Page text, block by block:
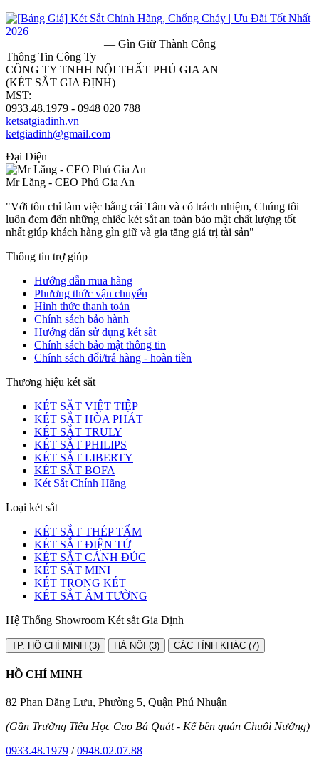
— Gìn Giữ Thành Công
Thông Tin Công Ty
CÔNG TY TNHH NỘI THẤT PHÚ GIA AN
(KÉT SẮT GIA ĐỊNH)
MST:
0933.48.1979 - 0948 020 788
ketsatgiadinh.vn
ketgiadinh@gmail.com
Đại Diện
Mr Lăng - CEO Phú Gia An
"Với tôn chỉ làm việc bằng cái Tâm và có trách nhiệm, Chúng tôi
luôn đem đến những chiếc két sắt an toàn bảo mật chất lượng tốt
nhất giúp khách hàng gìn giữ và gia tăng giá trị tài sản"
Thông tin trợ giúp
Hướng dẫn mua hàng
Phương thức vận chuyển
Hình thức thanh toán
Chính sách bảo hành
Hướng dẫn sử dụng két sắt
Chính sách bảo mật thông tin
Chính sách đổi/trả hàng - hoàn tiền
Thương hiệu két sắt
KÉT SẮT VIỆT TIỆP
KÉT SẮT HÒA PHÁT
KÉT SẮT TRULY
KÉT SẮT PHILIPS
KÉT SẮT LIBERTY
KÉT SẮT BOFA
Két Sắt Chính Hãng
Loại két sắt
KÉT SẮT THÉP TẤM
KÉT SẮT ĐIỆN TỬ
KÉT SẮT CÁNH ĐÚC
KÉT SẮT MINI
KÉT TRONG KÉT
KÉT SẮT ÂM TƯỜNG
Hệ Thống Showroom Két sắt Gia Định
TP. HỒ CHÍ MINH (3) HÀ NỘI (3) CÁC TỈNH KHÁC (7)
HỒ CHÍ MINH
82 Phan Đăng Lưu, Phường 5, Quận Phú Nhuận
(Gần Trường Tiểu Học Cao Bá Quát - Kế bên quán Chuối Nướng)
0933.48.1979 /0948.02.07.88